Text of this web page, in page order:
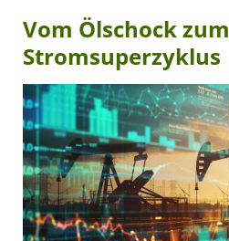
Vom Ölschock zum
Stromsuperzyklus